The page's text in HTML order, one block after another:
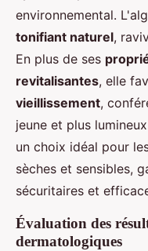
environnemental.
tonifiant naturel,
En plus de ses
revitalisantes, elle
vieillissement,
jeune et plus
un choix idéal pour
sèches et sensibles,
sécuritaires et
Évaluation des
dermatologiques